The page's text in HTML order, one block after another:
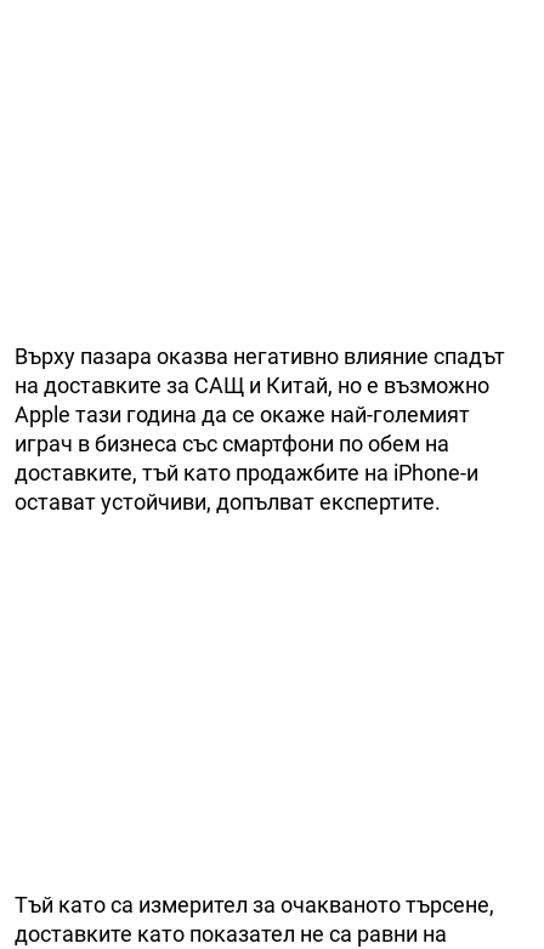
Върху пазара оказва негативно влияние спадът
на доставките за САЩ и Китай, но е възможно
Apple тази година да се окаже най-големият
играч в бизнеса със смартфони по обем на
доставките, тъй като продажбите на iPhone-и
остават устойчиви, допълват експертите.
Тъй като са измерител за очакваното търсене,
доставките като показател не са равни на